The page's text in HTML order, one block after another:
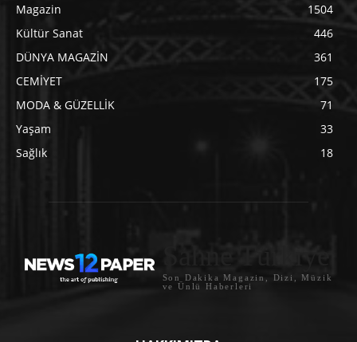
Magazin
1504
Kültür Sanat
446
DÜNYA MAGAZİN
361
CEMİYET
175
MODA & GÜZELLİK
71
Yaşam
33
Sağlık
18
Sahne Türkiye
Son Dakika Magazin, Dizi, Müzik
ve Ünlü Haberleri